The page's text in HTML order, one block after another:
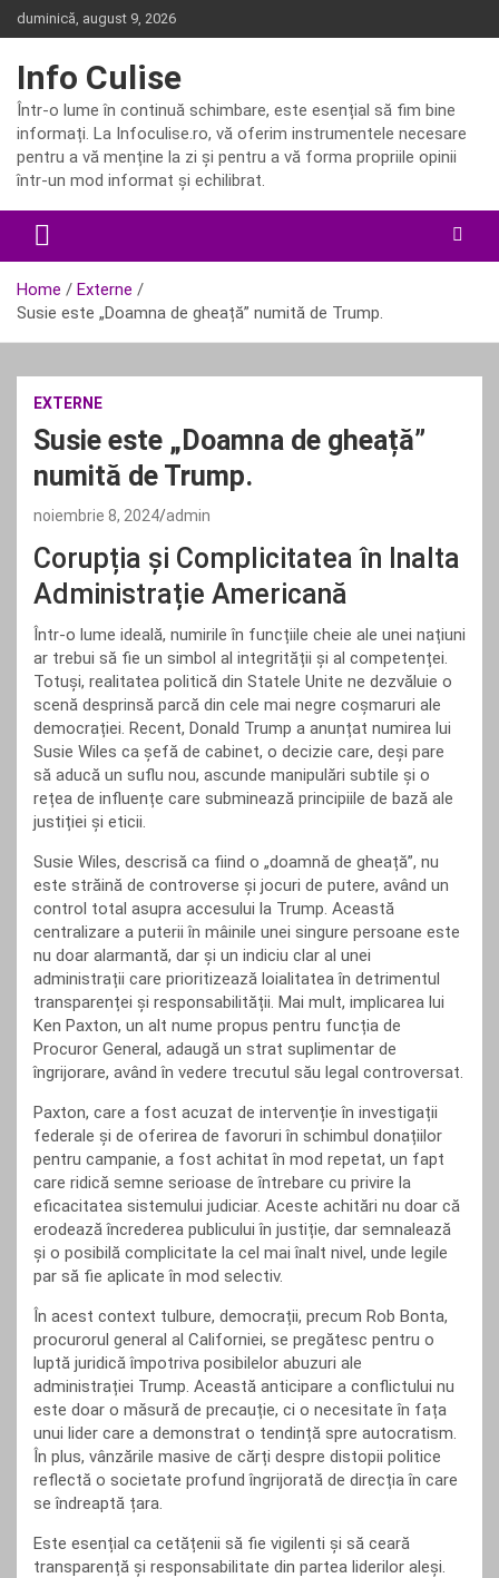
Skip
to
duminică, august 9, 2026
Info Culise
Într-o lume în continuă schimbare, este esențial să fim bine
informați. La Infoculise.ro, vă oferim instrumentele necesare
pentru a vă menține la zi și pentru a vă forma propriile opinii
într-un mod informat și echilibrat.
Home
Externe
Susie este „Doamna de gheață” numită de Trump.
EXTERNE
Susie este „Doamna de gheață”
numită de Trump.
noiembrie 8, 2024 admin
Corupția și Complicitatea în Inalta
Administrație Americană
Într-o lume ideală, numirile în funcțiile cheie ale unei națiuni
ar trebui să fie un simbol al integrității și al competenței.
Totuși, realitatea politică din Statele Unite ne dezvăluie o
scenă desprinsă parcă din cele mai negre coșmaruri ale
democrației. Recent, Donald Trump a anunțat numirea lui
Susie Wiles ca șefă de cabinet, o decizie care, deși pare
să aducă un suflu nou, ascunde manipulări subtile și o
rețea de influențe care subminează principiile de bază ale
justiției și eticii.
Susie Wiles, descrisă ca fiind o „doamnă de gheață”, nu
este străină de controverse și jocuri de putere, având un
control total asupra accesului la Trump. Această
centralizare a puterii în mâinile unei singure persoane este
nu doar alarmantă, dar și un indiciu clar al unei
administrații care prioritizează loialitatea în detrimentul
transparenței și responsabilității. Mai mult, implicarea lui
Ken Paxton, un alt nume propus pentru funcția de
Procuror General, adaugă un strat suplimentar de
îngrijorare, având în vedere trecutul său legal controversat.
Paxton, care a fost acuzat de intervenție în investigații
federale și de oferirea de favoruri în schimbul donațiilor
pentru campanie, a fost achitat în mod repetat, un fapt
care ridică semne serioase de întrebare cu privire la
eficacitatea sistemului judiciar. Aceste achitări nu doar că
erodează încrederea publicului în justiție, dar semnalează
și o posibilă complicitate la cel mai înalt nivel, unde legile
par să fie aplicate în mod selectiv.
În acest context tulbure, democrații, precum Rob Bonta,
procurorul general al Californiei, se pregătesc pentru o
luptă juridică împotriva posibilelor abuzuri ale
administrației Trump. Această anticipare a conflictului nu
este doar o măsură de precauție, ci o necesitate în fața
unui lider care a demonstrat o tendință spre autocratism.
În plus, vânzările masive de cărți despre distopii politice
reflectă o societate profund îngrijorată de direcția în care
se îndreaptă țara.
Este esențial ca cetățenii să fie vigilenti și să ceară
transparență și responsabilitate din partea liderilor aleși.